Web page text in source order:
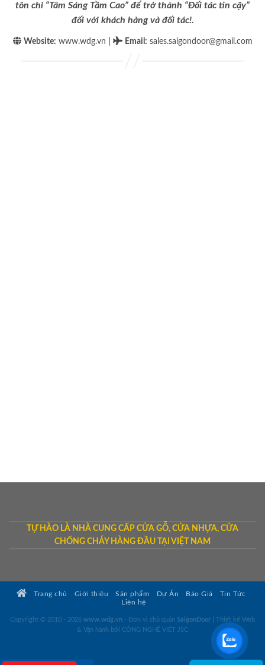
tôn chỉ “Tâm Sáng Tầm Cao” để trở thành “Đối tác tin cậy”
đối với khách hàng và đối tác!.
Website: www.wdg.vn Email : sales.saigondoor@gmail.com
TỰ HÀO LÀ NHÀ CUNG CẤP CỬA GỖ, CỬA NHỰA, CỬA
CHỐNG CHÁY HÀNG ĐẦU TẠI VIỆT NAM
Trang chủ Giới thiệu Sản phẩm Dự Án Báo Giá
Tin Tức
Liên hệ
Copyright © 2010 - 2026 www.wdg.vn - Đơn vị chủ quản SaigonDoor
Thiết kế Web
& Vận hành bởi CÔNG NGHỆ VIỆT JSC